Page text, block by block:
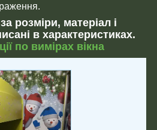
розміри, матеріал і
в характеристиках.
по вимірах вікна